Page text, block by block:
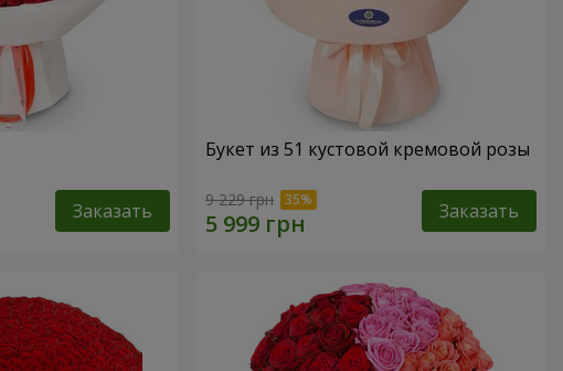
Заказать
Букет из 51 кустовой кремовой розы
9 229 грн Заказать